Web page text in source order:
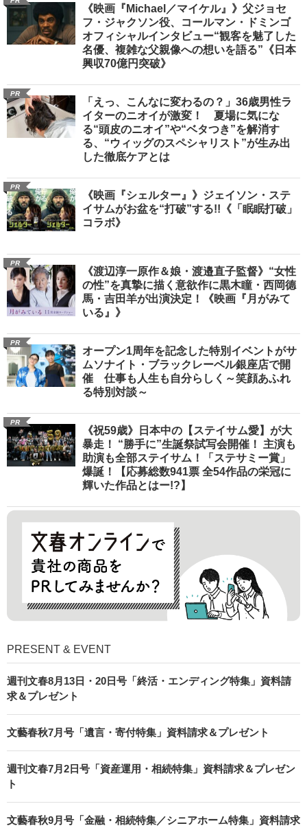
《映画『Michael／マイケル』》父ジョセ
フ・ジャクソン役、コールマン・ドミンゴ
オフィシャルインタビュー“観客を魅了した
名優、複雑な父親像への想いを語る”《日本
興収70億円突破》
PR
「えっ、こんなに変わるの？」36歳男性ラ
イターのニオイが激変！ 夏場に気にな
る“頭皮のニオイ”や“ベタつき”を解消す
る、“ウィッグのスペシャリスト”が生み出
した徹底ケアとは
PR
《映画『シェルター』》ジェイソン・ステ
イサムがお盆を“打破”する!!《「眠眠打破」
コラボ》
PR
《渡辺淳一原作＆娘・渡邉直子監督》“女性
の性”を真摯に描く意欲作に黒木瞳・西岡德
馬・吉田羊が出演決定！《映画『月がみて
いる』》
PR
オープン1周年を記念した特別イベントがサ
ムソナイト・ブラックレーベル銀座店で開
催 仕事も人生も自分らしく～笑顔あふれ
る特別対談～
PR
《祝59歳》日本中の【ステイサム愛】が大
暴走！ “勝手に”生誕祭試写会開催！ 主演も
助演も全部ステイサム！「ステサミー賞」
爆誕！【応募総数941票 全54作品の栄冠に
輝いた作品とはー!?】
PRESENT & EVENT
週刊文春8月13日・20日号「終活・エンディング特集」資料請
求＆プレゼント
文藝春秋7月号「遺言・寄付特集」資料請求＆プレゼント
週刊文春7月2日号「資産運用・相続特集」資料請求＆プレゼン
ト
文藝春秋9月号「金融・相続特集／シニアホーム特集」資料請求